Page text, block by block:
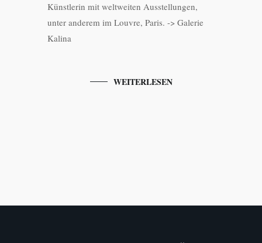
Künstlerin mit weltweiten Ausstellungen,
unter anderem im Louvre, Paris. -> Galerie
Kalina
WEITERLESEN